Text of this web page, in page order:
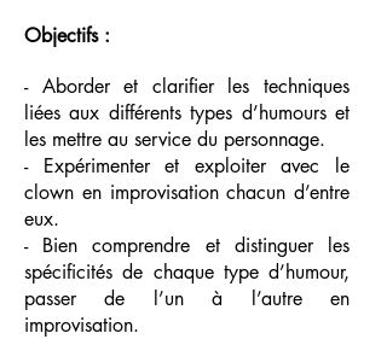
Objectifs :
- Aborder et clarifier les techniques
liées aux différents types d’humours et
les mettre au service du personnage.
- Expérimenter et exploiter avec le
clown en improvisation chacun d’entre
eux.
- Bien comprendre et distinguer les
spécificités de chaque type d’humour,
passer de
l’un à l’autre en
improvisation.